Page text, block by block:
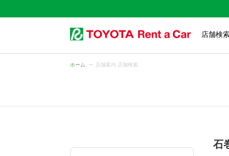
店舗検
ホーム 店舗案内 店舗検索
石